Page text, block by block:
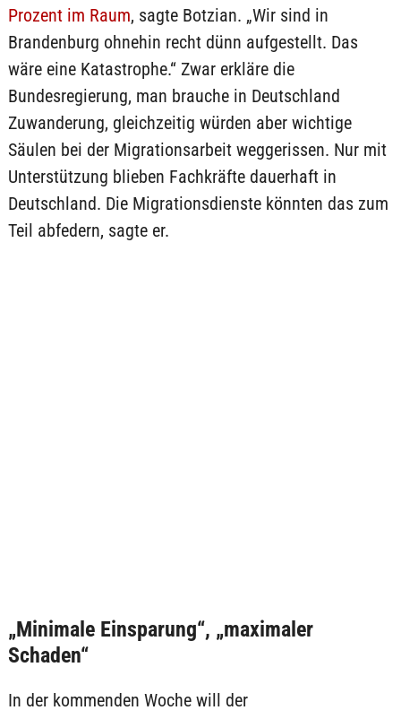
Prozent im Raum, sagte Botzian. „Wir sind in
Brandenburg ohnehin recht dünn aufgestellt. Das
wäre eine Katastrophe.“ Zwar erkläre die
Bundesregierung, man brauche in Deutschland
Zuwanderung, gleichzeitig würden aber wichtige
Säulen bei der Migrationsarbeit weggerissen. Nur mit
Unterstützung blieben Fachkräfte dauerhaft in
Deutschland. Die Migrationsdienste könnten das zum
Teil abfedern, sagte er.
„Minimale Einsparung“, „maximaler
Schaden“
In der kommenden Woche will der